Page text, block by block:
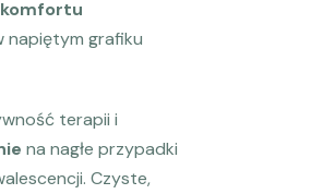
komfortu
napiętym grafiku
terapii i
na nagłe przypadki
Czyste,